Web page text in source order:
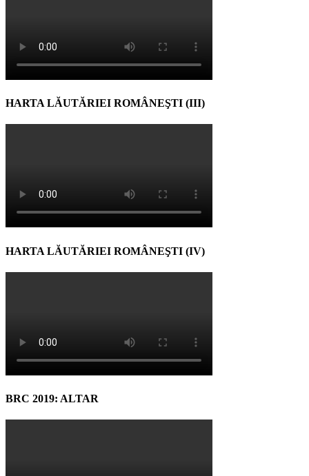
HARTA LĂUTĂRIEI ROMÂNEŞTI (III)
HARTA LĂUTĂRIEI ROMÂNEŞTI (IV)
BRC 2019: ALTAR